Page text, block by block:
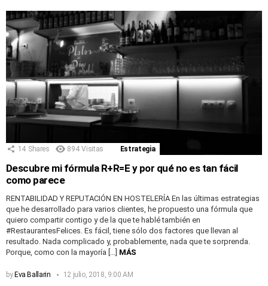
14 Shares 894 Visitas Estrategia
Descubre mi fórmula R+R=E y por qué no es tan fácil
como parece
RENTABILIDAD Y REPUTACIÓN EN HOSTELERÍA En las últimas estrategias
que he desarrollado para varios clientes, he propuesto una fórmula que
quiero compartir contigo y de la que te hablé también en
#RestaurantesFelices. Es fácil, tiene sólo dos factores que llevan al
resultado. Nada complicado y, probablemente, nada que te sorprenda.
Porque, como con la mayoría […] MÁS
by Eva Ballarin 12 julio, 2018, 9:00 AM